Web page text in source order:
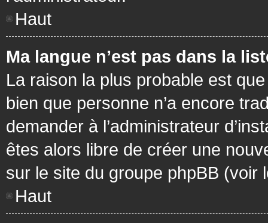
Haut
Ma langue n’est pas dans la
La raison la plus probable est
bien que personne n’a encore
demander à l’administrateur
êtes alors libre de créer une
sur le site du groupe phpBB (voir
Haut